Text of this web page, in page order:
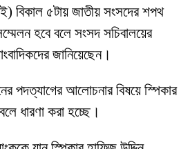
বিকাল ৫টায় জাতীয় সংসদের শপথ
হবে বলে সংসদ সচিবালয়ের
জানিয়েছেন।
পদত্যাগের আলোচনার বিষয়ে স্পিকার
ধারণা করা হচ্ছে।